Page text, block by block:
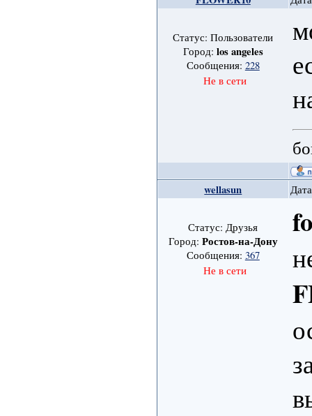
Статус: Пользователи
Город: los angeles
Сообщения: 228
Не в сети
wellasun
Статус: Друзья
Город: Ростов-на-Дону
Сообщения: 367
Не в сети